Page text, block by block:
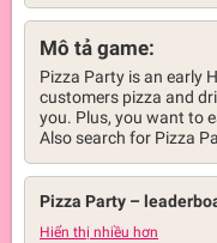
Mô tả game:
Pizza Party is an early
customers pizza and
you. Plus, you want to
Also search for Pizza
Pizza Party –
Hiển thị nhiều hơn